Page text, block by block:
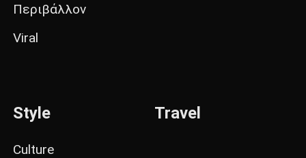
Περιβάλλον
Viral
Style
Culture
Travel